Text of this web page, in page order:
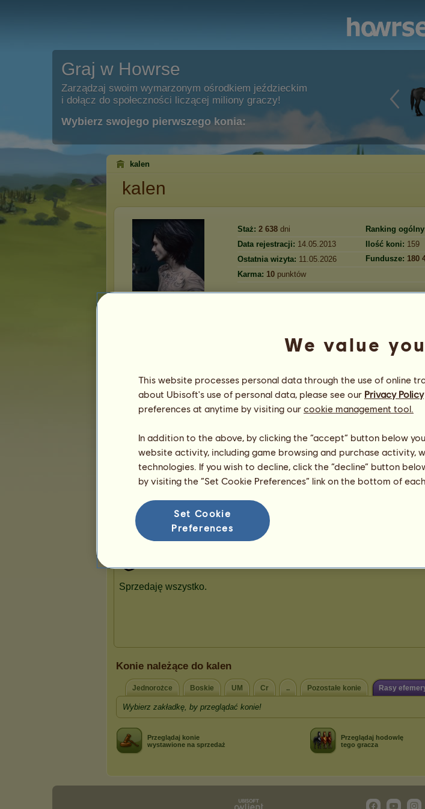
Graj w Howrse
Zarządzaj swoim wymarzonym ośrodkiem jeździeckim
i dołącz do społeczności liczącej miliony graczy!
Wybierz swojego pierwszego konia:
kalen
kalen
Staż: 2 638 dni Ranking
Data rejestracji: 14.05.2013 Ilość koni: 159
Ostatnia wizyta: 11.05.2026 Fundusze: 180
Karma: 10 punktów
kira2500
Garfildek
Fast & furious
kalen otrzymał gratulacje6 016
to ostatnio:
REZAI42
464 dni
dionka
560 dni
Krakatoa
560 dni
Trofea
Konie należące do kalen
Jednorożce Boskie UM Cr .. Pozostałe konie Rasy
Wybierz zakładkę, by przeglądać konie!
Przeglądaj konie
wystawione na sprzedaż
Przeglądaj hodowlę
tego gracza
We value
This website processes personal data through the use of online
about Ubisoft's use of personal data, please see our Privacy Policy
preferences at anytime by visiting our cookie management tool.
In addition to the above, by clicking the “accept” button below
website activity, including game browsing and purchase activity,
technologies. If you wish to decline, click the “decline” button
by visiting the “Set Cookie Preferences” link on the bottom of
Set Cookie
Preferences